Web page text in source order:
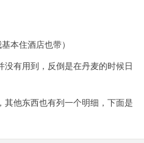
本住酒店也带）
有用到，反倒是在丹麦的时候日
其他东西也有列一个明细，下面是